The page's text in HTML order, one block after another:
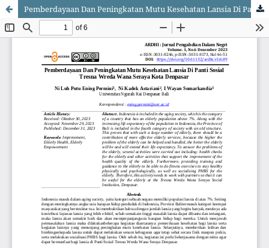
Pemberdayaan Dan Peningkatan Mutu Kesehatan Lansia Di Panti Sosial Tresna Wreda Wana Seraya Kota Denpasar